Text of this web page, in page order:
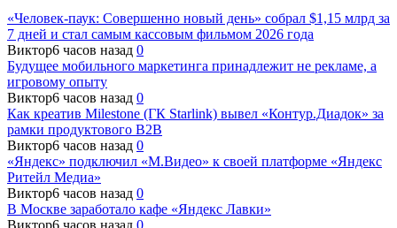
«Человек-паук: Совершенно новый день» собрал $1,15 млрд за
7 дней и стал самым кассовым фильмом 2026 года
Виктор6 часов назад 0
Будущее мобильного маркетинга принадлежит не рекламе, а
игровому опыту
Виктор6 часов назад 0
Как креатив Milestone (ГК Starlink) вывел «Контур.Диадок» за
рамки продуктового B2B
Виктор6 часов назад 0
«Яндекс» подключил «М.Видео» к своей платформе «Яндекс
Ритейл Медиа»
Виктор6 часов назад 0
В Москве заработало кафе «Яндекс Лавки»
Виктор6 часов назад 0